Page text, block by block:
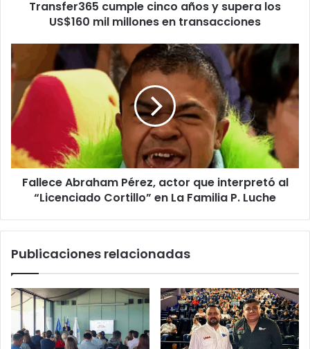
millonesTransfer365 cumple cinco años y supera los
US$160 mil millones en transacciones
Fallece
Abraham
Pérez,
actor
que
interpretó
“Licenciado
Cortillo”
Fallece Abraham Pérez, actor que interpretó al
“Licenciado Cortillo” en La Familia P. Luche
Publicaciones relacionadas